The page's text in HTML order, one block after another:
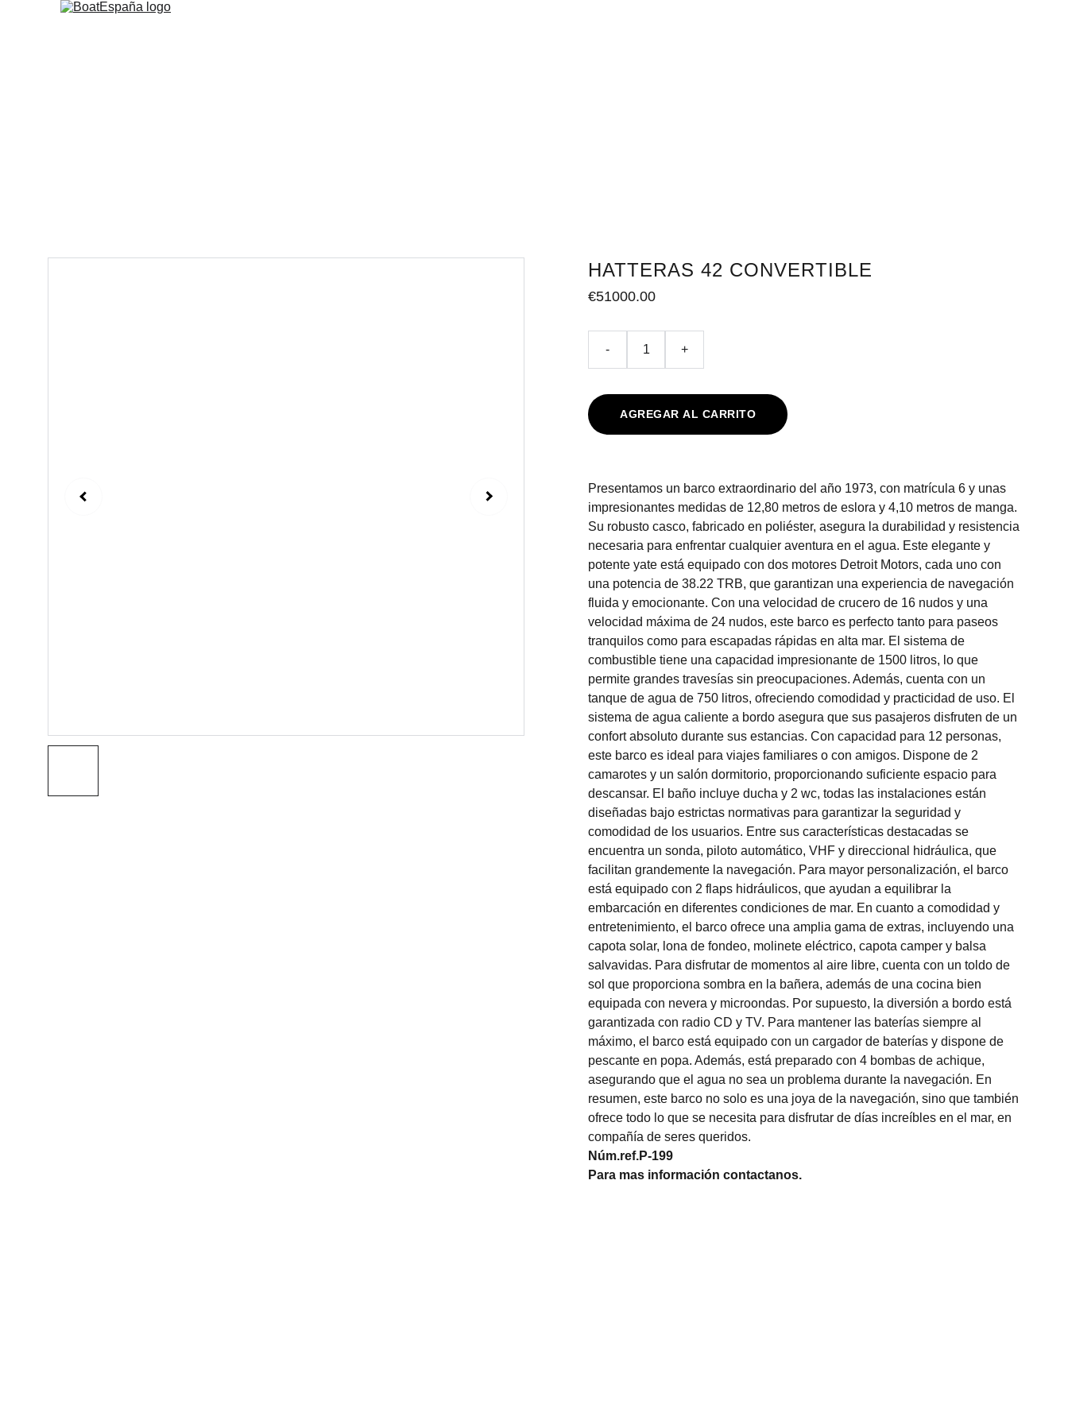
HATTERAS 42 CONVERTIBLE
€51000.00
- +
AGREGAR AL CARRITO
Presentamos un barco extraordinario del año 1973, con matrícula 6 y unas
impresionantes medidas de 12,80 metros de eslora y 4,10 metros de manga.
Su robusto casco, fabricado en poliéster, asegura la durabilidad y resistencia
necesaria para enfrentar cualquier aventura en el agua. Este elegante y
potente yate está equipado con dos motores Detroit Motors, cada uno con
una potencia de 38.22 TRB, que garantizan una experiencia de navegación
fluida y emocionante. Con una velocidad de crucero de 16 nudos y una
velocidad máxima de 24 nudos, este barco es perfecto tanto para paseos
tranquilos como para escapadas rápidas en alta mar. El sistema de
combustible tiene una capacidad impresionante de 1500 litros, lo que
permite grandes travesías sin preocupaciones. Además, cuenta con un
tanque de agua de 750 litros, ofreciendo comodidad y practicidad de uso. El
sistema de agua caliente a bordo asegura que sus pasajeros disfruten de un
confort absoluto durante sus estancias. Con capacidad para 12 personas,
este barco es ideal para viajes familiares o con amigos. Dispone de 2
camarotes y un salón dormitorio, proporcionando suficiente espacio para
descansar. El baño incluye ducha y 2 wc, todas las instalaciones están
diseñadas bajo estrictas normativas para garantizar la seguridad y
comodidad de los usuarios. Entre sus características destacadas se
encuentra un sonda, piloto automático, VHF y direccional hidráulica, que
facilitan grandemente la navegación. Para mayor personalización, el barco
está equipado con 2 flaps hidráulicos, que ayudan a equilibrar la
embarcación en diferentes condiciones de mar. En cuanto a comodidad y
entretenimiento, el barco ofrece una amplia gama de extras, incluyendo una
capota solar, lona de fondeo, molinete eléctrico, capota camper y balsa
salvavidas. Para disfrutar de momentos al aire libre, cuenta con un toldo de
sol que proporciona sombra en la bañera, además de una cocina bien
equipada con nevera y microondas. Por supuesto, la diversión a bordo está
garantizada con radio CD y TV. Para mantener las baterías siempre al
máximo, el barco está equipado con un cargador de baterías y dispone de
pescante en popa. Además, está preparado con 4 bombas de achique,
asegurando que el agua no sea un problema durante la navegación. En
resumen, este barco no solo es una joya de la navegación, sino que también
ofrece todo lo que se necesita para disfrutar de días increíbles en el mar, en
compañía de seres queridos.
Núm.ref.P-199
Para mas información contactanos.